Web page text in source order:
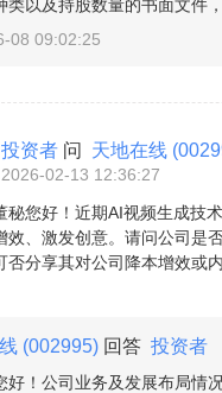
类以及持股数量的书面文件，
08 09:02:25
投资者 问 天地在线
2026-02-13 12:36:27
秘您好！近期AI视频生成技
效、激发创意。请问公司是
否分享其对公司降本增效或内
(002995) 回答 投资者
好！公司业务及发展布局情